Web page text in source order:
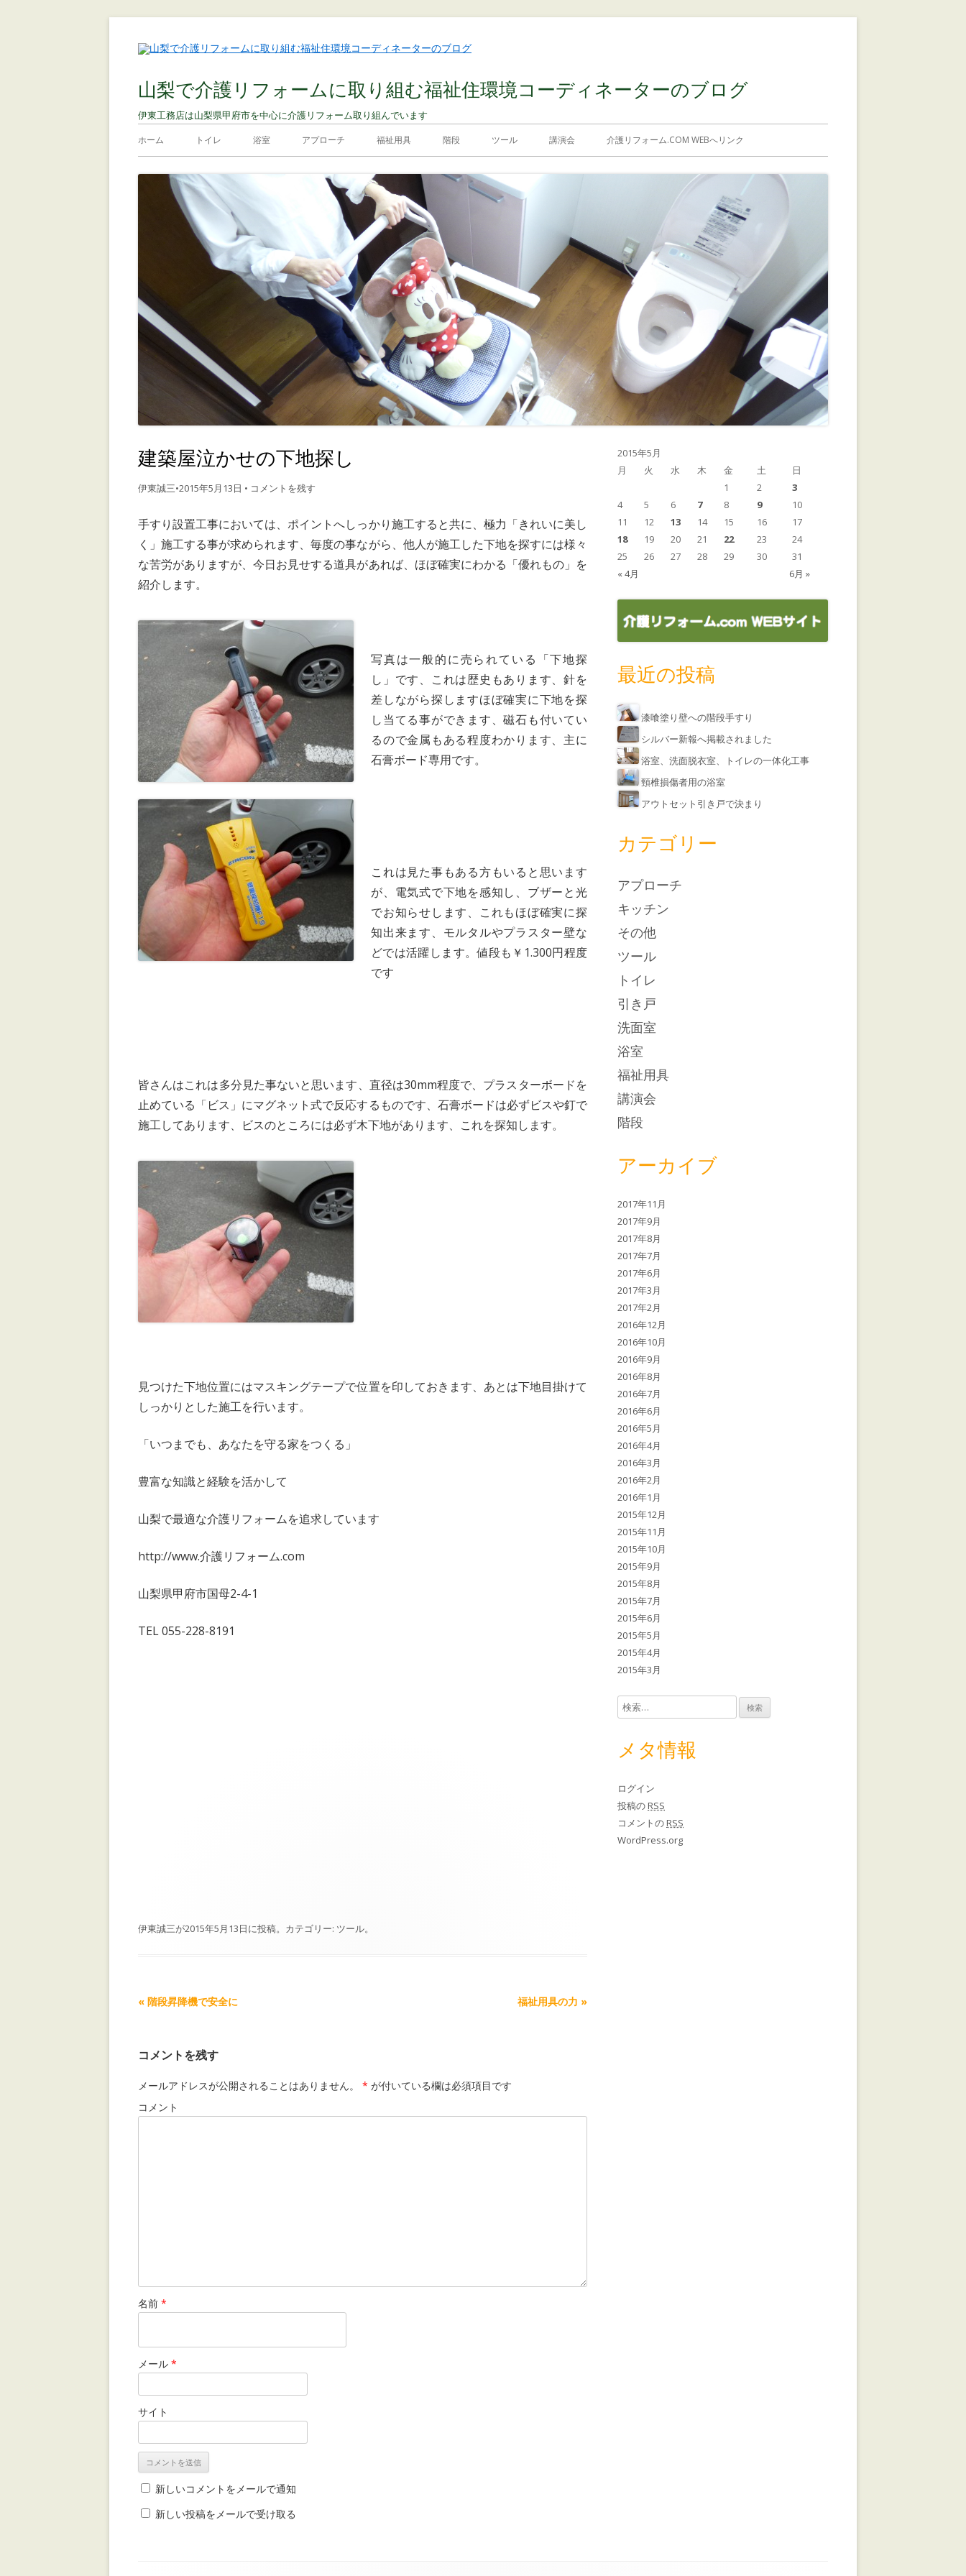
山梨で介護リフォームに取り組む福祉住環境コーディネーターのブログ
伊東工務店は山梨県甲府市を中心に介護リフォーム取り組んでいます
ホーム トイレ 浴室 アプローチ 福祉用具 階段 ツール 講演会 介護リフォーム.COM WEBへリンク
建築屋泣かせの下地探し
伊東誠三•2015年5月13日 • コメントを残す
手すり設置工事においては、ポイントへしっかり施工すると共に、極力「きれいに美し
く」施工する事が求められます、毎度の事ながら、他人が施工した下地を探すには様々
な苦労がありますが、今日お見せする道具があれば、ほぼ確実にわかる「優れもの」を
紹介します。
写真は一般的に売られている「下地探
し」です、これは歴史もあります、針を
差しながら探しますほぼ確実に下地を探
し当てる事ができます、磁石も付いてい
るので金属もある程度わかります、主に
石膏ボード専用です。
これは見た事もある方もいると思います
が、電気式で下地を感知し、ブザーと光
でお知らせします、これもほぼ確実に探
知出来ます、モルタルやプラスター壁な
どでは活躍します。値段も￥1.300円程度
です
皆さんはこれは多分見た事ないと思います、直径は30mm程度で、プラスターボードを
止めている「ビス」にマグネット式で反応するものです、石膏ボードは必ずビスや釘で
施工してあります、ビスのところには必ず木下地があります、これを探知します。
見つけた下地位置にはマスキングテープで位置を印しておきます、あとは下地目掛けて
しっかりとした施工を行います。
「いつまでも、あなたを守る家をつくる」
豊富な知識と経験を活かして
山梨で最適な介護リフォームを追求しています
http://www.介護リフォーム.com
山梨県甲府市国母2-4-1
TEL 055-228-8191
伊東誠三が2015年5月13日に投稿。カテゴリー: ツール。
記事ナビゲーション
« 階段昇降機で安全に 福祉用具の力 »
コメントを残す
メールアドレスが公開されることはありません。 * が付いている欄は必須項目です
コメント
名前 *
メール *
サイト
新しいコメントをメールで通知
新しい投稿をメールで受け取る
2015年5月
月
火 水 木 金 土 日
« 4月 6月 »
1 2
3
4
5 6 7 8 9
10
11
12 13 14 15 16
17
18
19 20 21 22 23
24
25
26 27 28 29 30 31
最近の投稿
漆喰塗り壁への階段手すり
シルバー新報へ掲載されました
浴室、洗面脱衣室、トイレの一体化工事
頸椎損傷者用の浴室
アウトセット引き戸で決まり
カテゴリー
アプローチ
キッチン
その他
ツール
トイレ
引き戸
洗面室
浴室
福祉用具
講演会
階段
アーカイブ
2017年11月
2017年9月
2017年8月
2017年7月
2017年6月
2017年3月
2017年2月
2016年12月
2016年10月
2016年9月
2016年8月
2016年7月
2016年6月
2016年5月
2016年4月
2016年3月
2016年2月
2016年1月
2015年12月
2015年11月
2015年10月
2015年9月
2015年8月
2015年7月
2015年6月
2015年5月
2015年4月
2015年3月
検索:
メタ情報
ログイン
投稿のRSS
コメントのRSS
WordPress.org